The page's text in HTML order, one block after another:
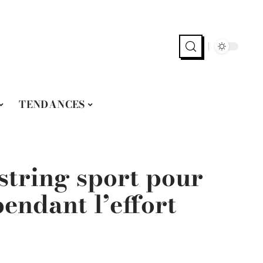
TENDANCES
sport pour
l’effort